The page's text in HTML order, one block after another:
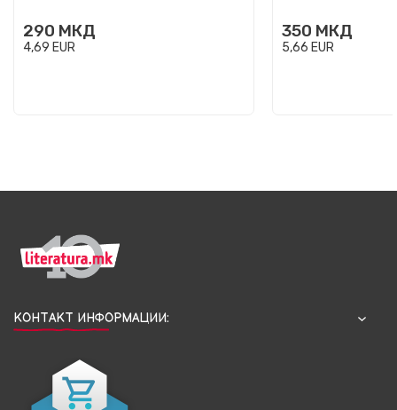
290 МКД
4,69 EUR
350 МКД
5,66 EUR
КОНТАКТ ИНФОРМАЦИИ: